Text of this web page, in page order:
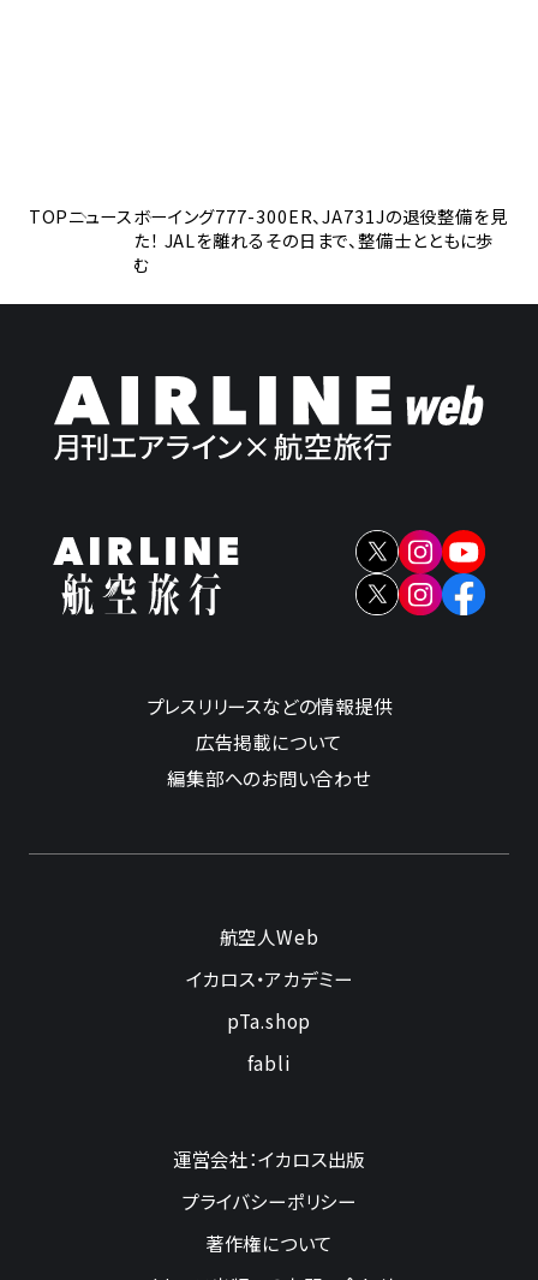
TOPニュースボーイング777-300ER、JA731Jの退役整備を見
た！ JALを離れるその日まで、整備士とともに歩
む
プレスリリースなどの情報提供
広告掲載について
編集部へのお問い合わせ
航空人Web
イカロス・アカデミー
pTa.shop
fabli
運営会社：イカロス出版
プライバシーポリシー
著作権について